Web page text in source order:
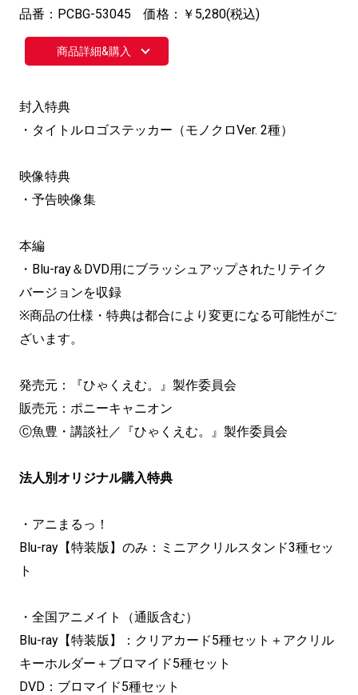
品番：PCBG-53045 価格：￥5,280(税込)
商品詳細&購入
封入特典
・タイトルロゴステッカー（モノクロVer. 2種）
映像特典
・予告映像集
本編
・Blu-ray＆DVD用にブラッシュアップされたリテイク
バージョンを収録
※商品の仕様・特典は都合により変更になる可能性がご
ざいます。
発売元：『ひゃくえむ。』製作委員会
販売元：ポニーキャニオン
Ⓒ魚豊・講談社／『ひゃくえむ。』製作委員会
法人別オリジナル購入特典
・アニまるっ！
Blu-ray【特装版】のみ：ミニアクリルスタンド3種セッ
ト
・全国アニメイト（通販含む）
Blu-ray【特装版】：クリアカード5種セット＋アクリル
キーホルダー＋ブロマイド5種セット
DVD：ブロマイド5種セット